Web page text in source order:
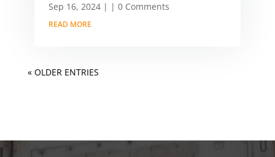
Sep 16, 2024| | 0 Comments
READ MORE
« OLDER ENTRIES